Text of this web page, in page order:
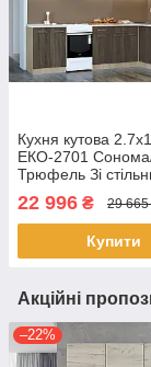
Кухня кутова
ЕКО-2701
Трюфель Зі
22 996 ₴ 29 665
Купити
Акційні
–22%